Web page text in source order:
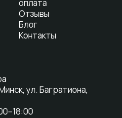
оплата
Отзывы
Блог
Контакты
ул. Багратиона,